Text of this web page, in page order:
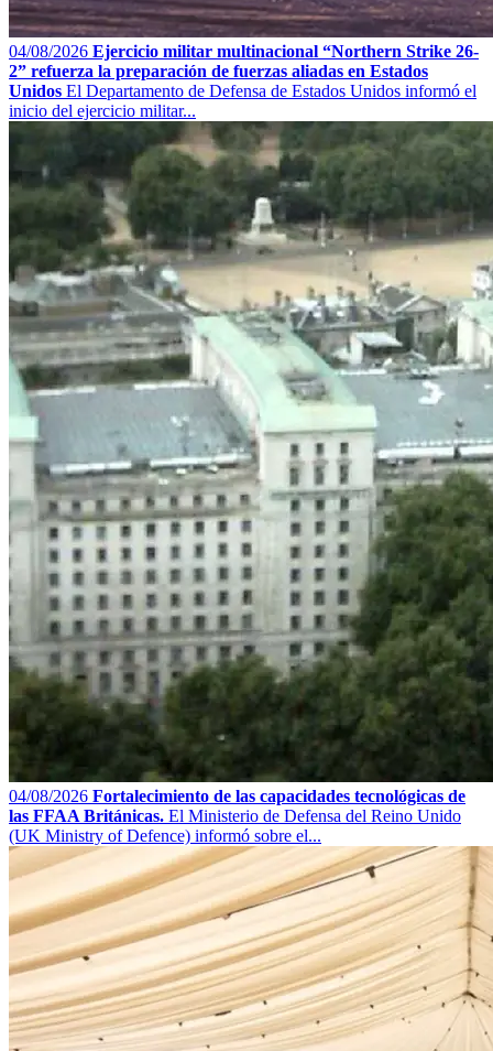
04/08/2026 Ejercicio militar multinacional “Northern Strike 26-
2” refuerza la preparación de fuerzas aliadas en Estados
Unidos El Departamento de Defensa de Estados Unidos informó el
inicio del ejercicio militar...
04/08/2026 Fortalecimiento de las capacidades tecnológicas de
las FFAA Británicas. El Ministerio de Defensa del Reino Unido
(UK Ministry of Defence) informó sobre el...